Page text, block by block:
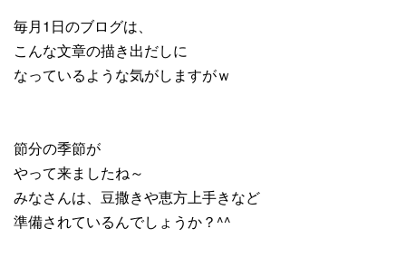
毎月1日のブログは、
こんな文章の描き出だしに
なっているような気がしますがｗ
節分の季節が
やって来ましたね～
みなさんは、豆撒きや恵方上手きなど
準備されているんでしょうか？^^